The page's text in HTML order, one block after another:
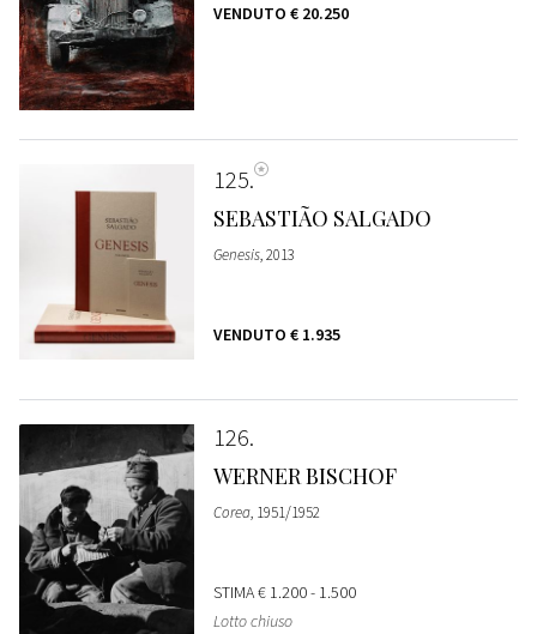
VENDUTO € 20.250
125
SEBASTIÃO SALGADO
Genesis, 2013
VENDUTO € 1.935
126
WERNER BISCHOF
Corea, 1951/1952
STIMA€ 1.200 - 1.500
Lotto chiuso